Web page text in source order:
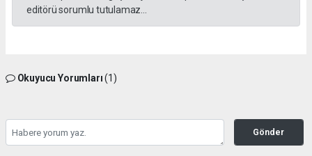
editörü sorumlu tutulamaz...
Okuyucu Yorumları(1)
Gönder